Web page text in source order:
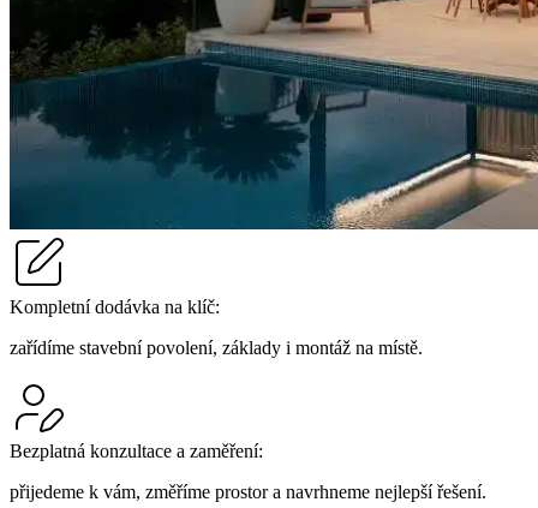
Kompletní dodávka na klíč:
zařídíme stavební povolení, základy i montáž na místě.
Bezplatná konzultace a zaměření:
přijedeme k vám, změříme prostor a navrhneme nejlepší řešení.